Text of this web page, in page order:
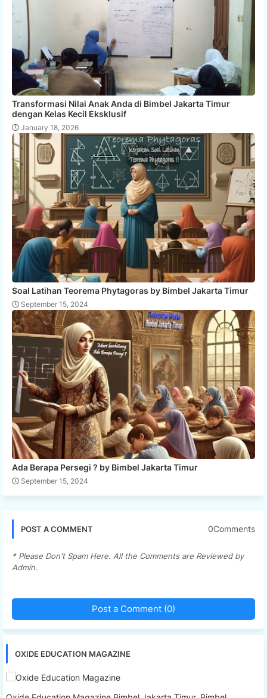
Transformasi Nilai Anak Anda di Bimbel Jakarta Timur
dengan Kelas Kecil Eksklusif
January 18, 2026
Soal Latihan Teorema Phytagoras by Bimbel Jakarta Timur
September 15, 2024
Ada Berapa Persegi ? by Bimbel Jakarta Timur
September 15, 2024
POST A COMMENT 0Comments
* Please Don't Spam Here. All the Comments are Reviewed by
Admin.
Post a Comment (0)
OXIDE EDUCATION MAGAZINE